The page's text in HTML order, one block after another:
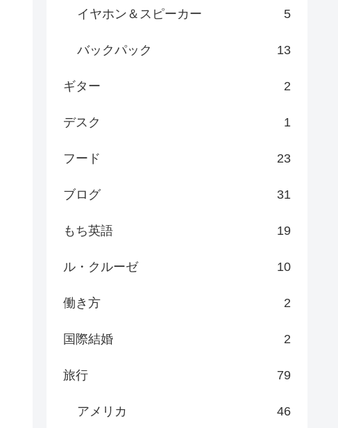
イヤホン＆スピーカー 5
バックパック 13
ギター 2
デスク 1
フード 23
ブログ 31
もち英語 19
ル・クルーゼ 10
働き方 2
国際結婚 2
旅行 79
アメリカ 46